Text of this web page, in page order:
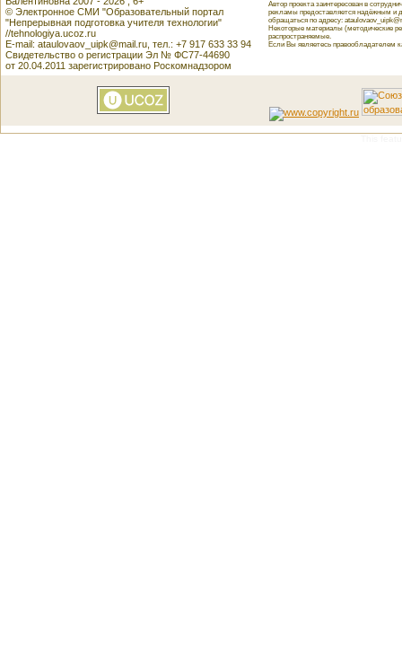
© Электронное СМИ "Образовательный портал
"Непрерывная подготовка учителя технологии"
//tehnologiya.ucoz.ru
E-mail: ataulovaov_uipk@mail.ru, тел.: +7 917 633 33 94
Свидетельство о регистрации Эл № ФС77-44690
от 20.04.2011 зарегистрировано Роскомнадзором
Автор проекта заинтересован в
рекламы предоставляется надёжным и
обращаться по адресу:
Некоторые материалы (методические
распространяемые.
Если Вы являетесь правообладателем